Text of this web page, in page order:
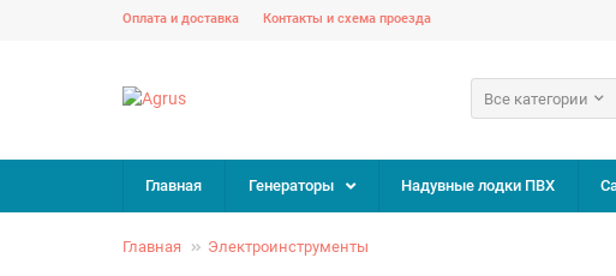
Оплата и доставка Контакты и схема проезда
Все категории
Главная Генераторы Надувные лодки ПВХ
Главная Электроинструменты